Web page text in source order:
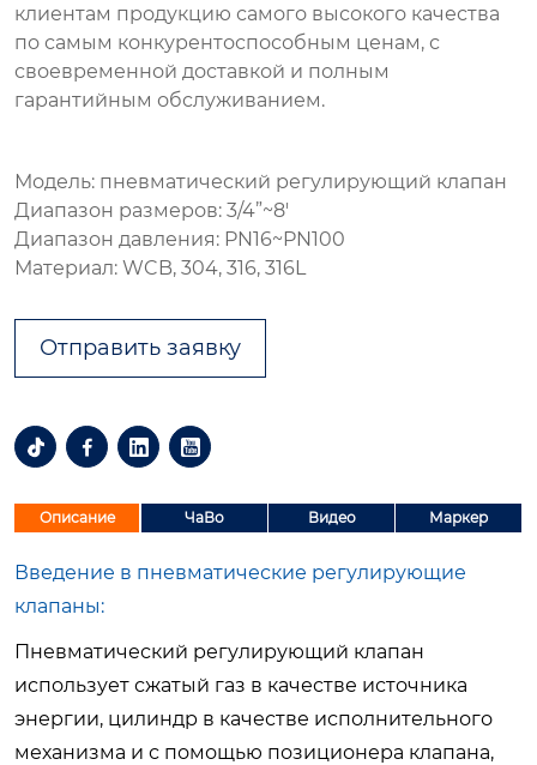
клиентам продукцию самого высокого качества
по самым конкурентоспособным ценам, с
своевременной доставкой и полным
гарантийным обслуживанием.
Модель: пневматический регулирующий клапан
Диапазон размеров: 3/4”~8′
Диапазон давления: PN16~PN100
Материал: WCB, 304, 316, 316L
Отправить заявку
   
Описание ЧаВо Видео Маркер
Введение в пневматические регулирующие
клапаны:
Пневматический регулирующий клапан
использует сжатый газ в качестве источника
энергии, цилиндр в качестве исполнительного
механизма и с помощью позиционера клапана,